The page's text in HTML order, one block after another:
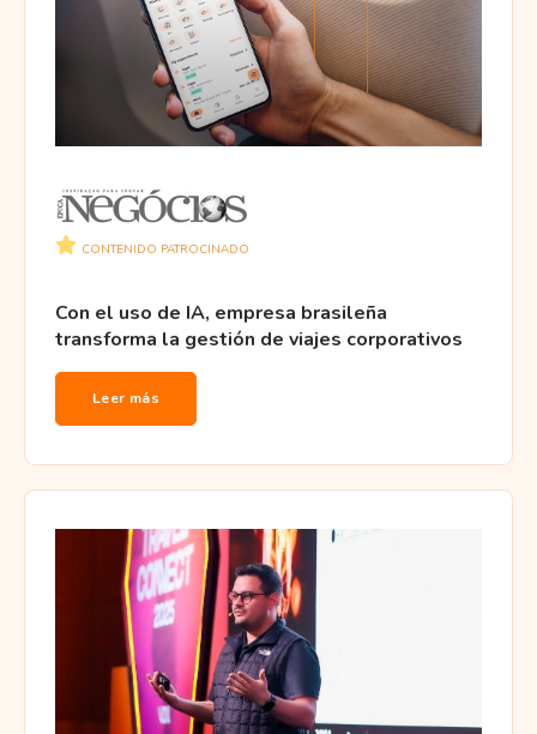
CONTENIDO PATROCINADO
Con el uso de IA, empresa brasileña
transforma la gestión de viajes corporativos
Leer más